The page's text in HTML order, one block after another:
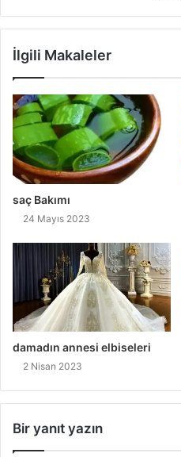
İlgili Makaleler
saç Bakımı
24 Mayıs 2023
damadın annesi elbiseleri
2 Nisan 2023
Bir yanıt yazın